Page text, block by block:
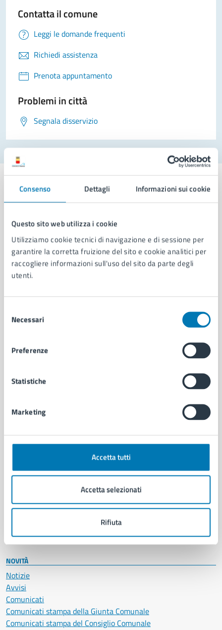
Consenso Dettagli Informazioni sui cookie
Questo sito web utilizza i cookie
Utilizziamo cookie tecnici di navigazione e di sessione per
garantire la corretta fruizione del sito e cookie analitici per
raccogliere informazioni sull'uso del sito da parte degli
utenti.
delNecessari
Preferenze
Statistiche
Marketing
Accetta tutti
Accetta selezionati
Rifiuta
Contatta il comune
Leggi le domande frequenti
Richiedi assistenza
Prenota appuntamento
Problemi in città
Segnala disservizio
Comune di Napoli
AMMINISTRAZIONE
Aree amministrative
Organi di governo
Politici
Documenti e dati
Ambiente
Anagrafe e stato civile
Cultura e tempo libero
Educazione e formazione
Giustizia e sicurezza pubblica
Salute, benessere e assistenza
NOVITÀ
Notizie
Avvisi
Comunicati
Comunicati stampa della Giunta Comunale
Comunicati stampa del Consiglio Comunale